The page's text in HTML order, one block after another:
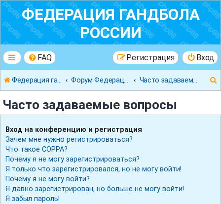
ФЕДЕРАЦИЯ ГАНДБОЛА
РОССИИ
FAQ Вход
Регистрация
Федерация гандбола России
Часто задаваемые вопросы
Вход на конференцию и регистрация
Зачем мне нужно регистрироваться?
Что такое COPPA?
Почему я не могу зарегистрироваться?
Я только что зарегистрировался, но не могу войти!
Почему я не могу войти?
Я давно зарегистрирован, но больше не могу войти!
Я забыл пароль!